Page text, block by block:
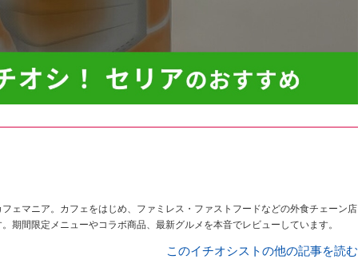
ェマニア。カフェをはじめ、ファミレス・ファストフードなどの外食チェーン店
期間限定メニューやコラボ商品、最新グルメを本音でレビューしています。
このイチオシストの他の記事を読む